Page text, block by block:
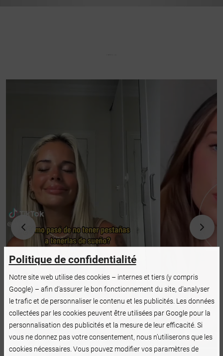
Politique de confidentialité
Notre site web utilise des cookies – internes et tiers (y compris
Google) – afin d’assurer le bon fonctionnement du site, d’analyser
le trafic et de personnaliser le contenu et les publicités. Les données
collectées par les cookies peuvent être utilisées par Google pour la
personnalisation des publicités et la mesure de leur efficacité. Si
vous ne donnez pas votre consentement, nous n’utiliserons que les
cookies nécessaires. Vous pouvez modifier vos paramètres de